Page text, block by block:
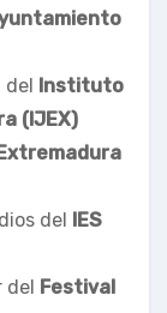
del Instituto
(IJEX)
del IES
del Festival